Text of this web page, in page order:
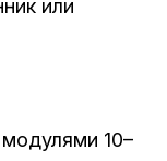
или
10–